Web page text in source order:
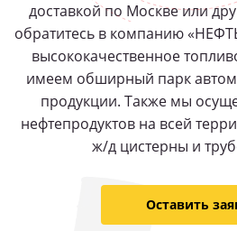
доставкой по Москве или
обратитесь в компанию
высококачественное
имеем обширный парк
продукции. Также мы
нефтепродуктов на всей
ж/д цистерны и
Оставить